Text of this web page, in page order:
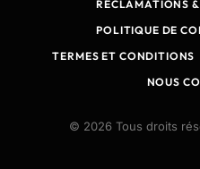
RÉCLAMATIONS
POLITIQUE DE
TERMES ET CONDITIONS
NOUS
© 2026 Tous droits